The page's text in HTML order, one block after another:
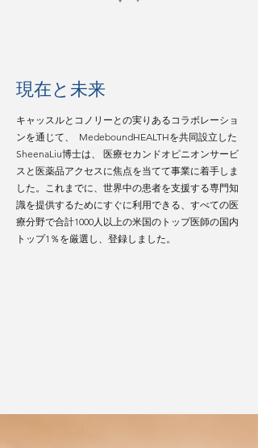
現在と未来
キャッスルとコノリーとの実りあるコラボレーショ
ンを通じて、 MedeboundHEALTHを共同設立した
SheenaLiu博士は、 医療セカンドオピニオンサービ
スと医薬品アクセスに焦点を当てて事業に着手しま
した。これまでに、世界中の患者を支援する専門知
識を提供するためにすぐに利用できる、すべての医
療分野で合計1000人以上の米国のトップ医師の国内
トップ1％を厳選し、登録しました。